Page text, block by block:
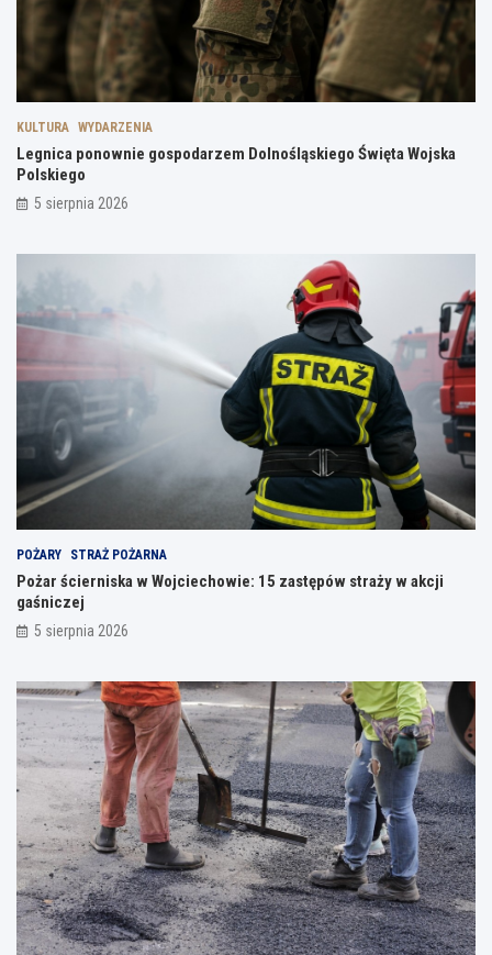
KULTURA WYDARZENIA
Legnica ponownie gospodarzem Dolnośląskiego Święta Wojska
Polskiego
5 sierpnia 2026
POŻARY STRAŻ POŻARNA
Pożar ścierniska w Wojciechowie: 15 zastępów straży w akcji
gaśniczej
5 sierpnia 2026